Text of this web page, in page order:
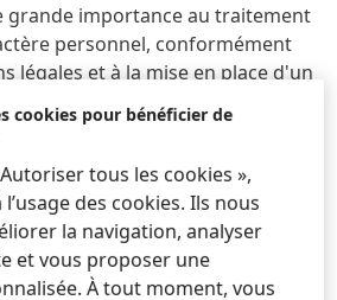
grande importance au traitement
personnel, conformément
légales et à la mise en place d'un
optimal de la protection des
de gestion de la protection
en 2019 sur la base de la
980 et en tenant compte de
ce qui concerne son adéquation,
son efficacité. Henkel est l'une
cookies pour bénéficier de
tous les cookies »,
des cookies. Ils nous
la navigation, analyser
et vous proposer une
À tout moment, vous